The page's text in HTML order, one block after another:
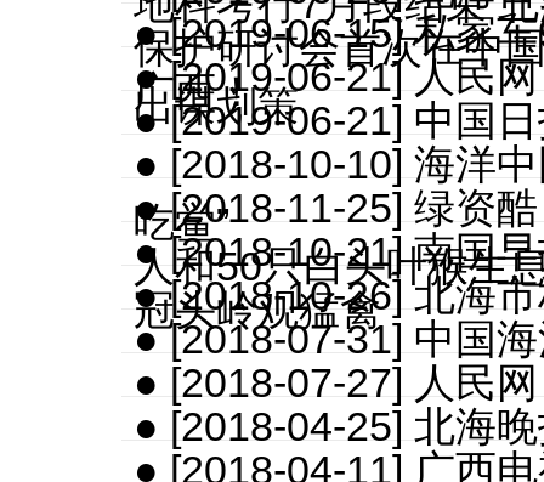
保护研讨会首次在中
出谋划策
● [2019-06-15] 私家
广西！
● [2019-06-21] 人民
● [2019-06-21] 中国
● [2018-10-10] 海洋
吃鲎”
● [2018-11-25] 绿资
人和50只白头叶猴生
● [2018-10-21] 南国
冠头岭观猛禽
● [2018-10-26] 北海
● [2018-07-31] 中国
● [2018-07-27] 人民
● [2018-04-25] 北海
● [2018-04-11] 广西